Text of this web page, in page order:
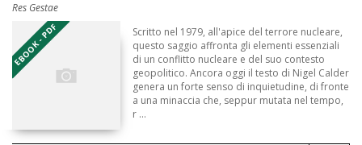
Res Gestae
EBOOK - PDF
Scritto nel 1979, all'apice del terrore nucleare,
questo saggio affronta gli elementi essenziali
di un conflitto nucleare e del suo contesto
geopolitico. Ancora oggi il testo di Nigel Calder
genera un forte senso di inquietudine, di fronte
a una minaccia che, seppur mutata nel tempo,
r ...